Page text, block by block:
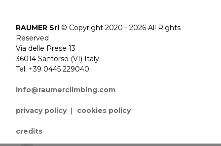
RAUMER Srl © Copyright 2020 - 2026 All Rights
Reserved
Via delle Prese 13
36014 Santorso (VI) Italy
Tel. +39 0445 229040
info@raumerclimbing.com
privacy policy| cookies policy
credits